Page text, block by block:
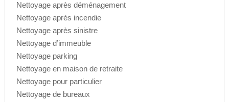
Nettoyage après déménagement
Nettoyage après incendie
Nettoyage après sinistre
Nettoyage d’immeuble
Nettoyage parking
Nettoyage en maison de retraite
Nettoyage pour particulier
Nettoyage de bureaux